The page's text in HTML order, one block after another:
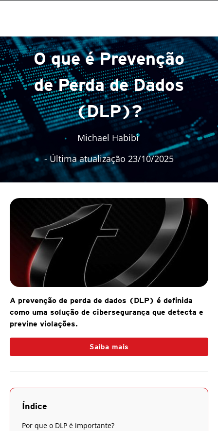
O que é Prevenção
de Perda de Dados
(DLP)?
Michael Habibi
- Última atualização 23/10/2025
A prevenção de perda de dados (DLP) é definida
como uma solução de cibersegurança que detecta e
previne violações.
Saiba mais
Índice
Por que o DLP é importante?